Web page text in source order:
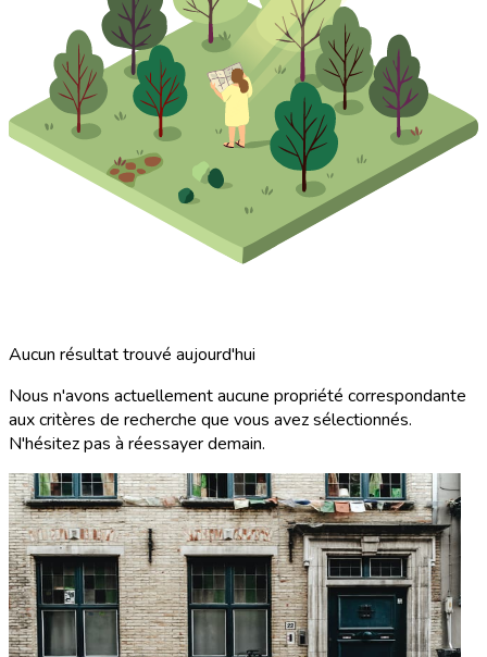
Aucun résultat trouvé aujourd'hui
Nous n'avons actuellement aucune propriété correspondante
aux critères de recherche que vous avez sélectionnés.
N'hésitez pas à réessayer demain.